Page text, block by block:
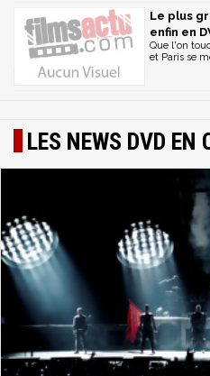
Le plus
enfin en
Que l'on
et Paris se
LES NEWS DVD EN